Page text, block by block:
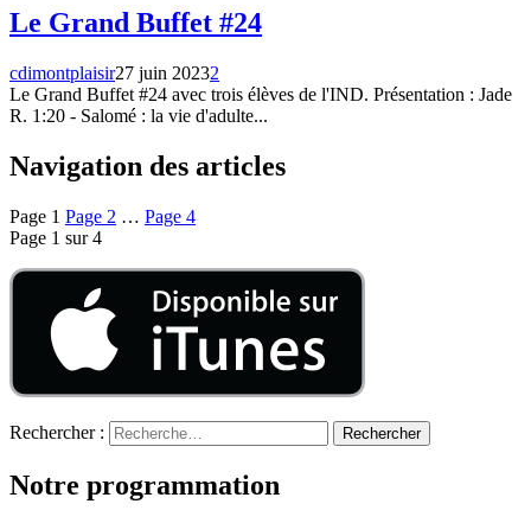
Le Grand Buffet #24
cdimontplaisir27 juin 20232
Le Grand Buffet #24 avec trois élèves de l'IND. Présentation : Jade
R. 1:20 - Salomé : la vie d'adulte...
Navigation des articles
Page 1 Page 2 … Page 4
Page 1 sur 4
Rechercher :
Notre programmation